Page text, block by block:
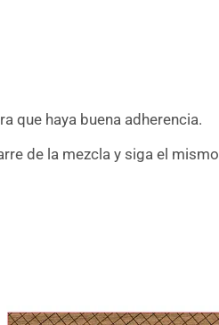
que haya buena adherencia.
de la mezcla y siga el mismo